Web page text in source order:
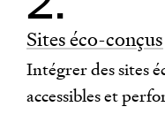
Sites éco-conçus
Intégrer des sites
accessibles et